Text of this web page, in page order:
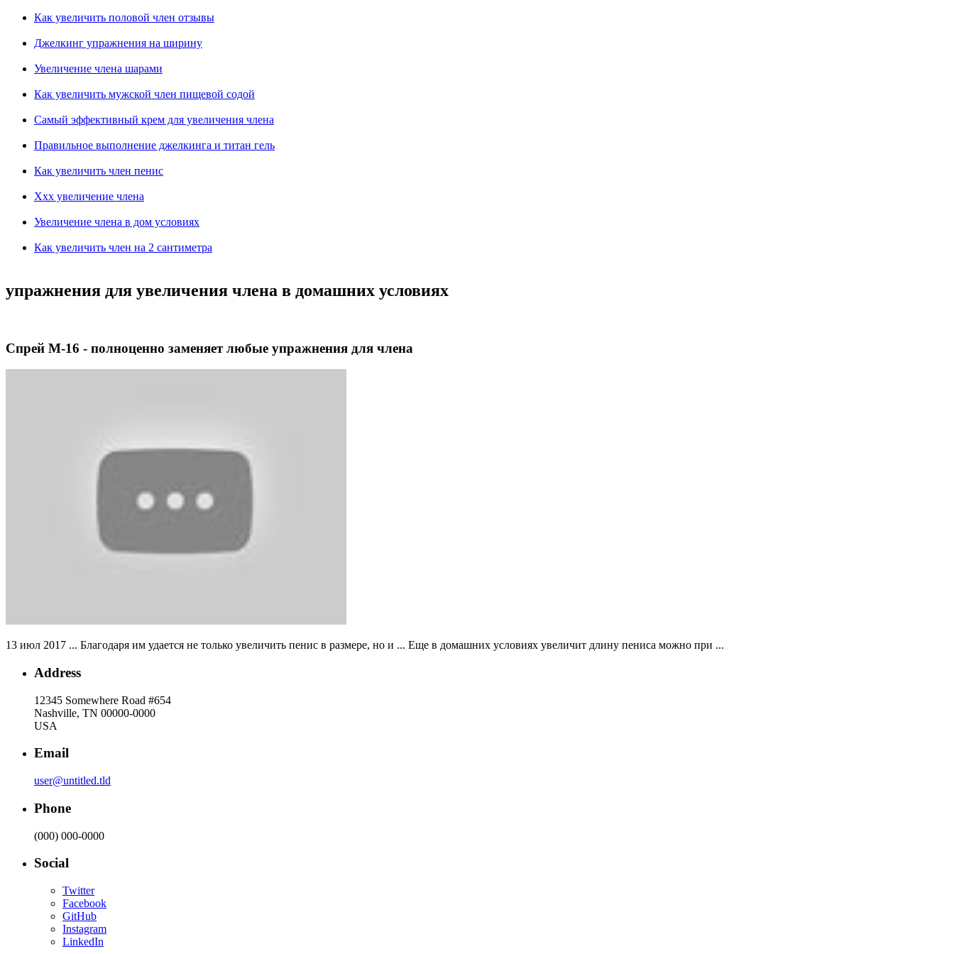
Как увеличить половой член отзывы
Джелкинг упражнения на ширину
Увеличение члена шарами
Как увеличить мужской член пищевой содой
Самый эффективный крем для увеличения члена
Правильное выполнение джелкинга и титан гель
Как увеличить член пенис
Ххх увеличение члена
Увеличение члена в дом условиях
Как увеличить член на 2 сантиметра
упражнения для увеличения члена в домашних условиях
Спрей М-16 - полноценно заменяет любые упражнения для члена
13 июл 2017 ... Благодаря им удается не только увеличить пенис в размере, но и ... Еще в домашних условиях увеличит длину пениса можно при ...
Address
12345 Somewhere Road #654
Nashville, TN 00000-0000
USA
Email
user@untitled.tld
Phone
(000) 000-0000
Social
Twitter
Facebook
GitHub
Instagram
LinkedIn